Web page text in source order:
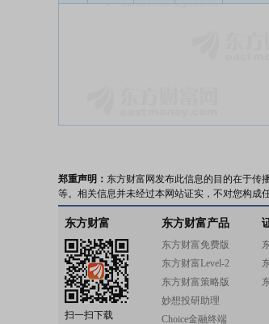
郑重声明： 东方财富网发布此信息的目的在于传
等。相关信息并未经过本网站证实，不对您构成